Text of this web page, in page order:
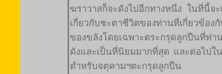
ฆราวาสก็จะดังไปอีกทางหนึ่ง ในที่นี้จะ
เกี่ยวกับชะตาชีวิตของท่านที่เกี่ยวข้องกั
ของขลังโดยเฉพาะตระกรุดลูกปืนที่ท่า
ดังและเป็นที่นิยมมากที่สุด และต่อไปใ
ตำหรับจตุคามฯตะกรุดลูกปืน